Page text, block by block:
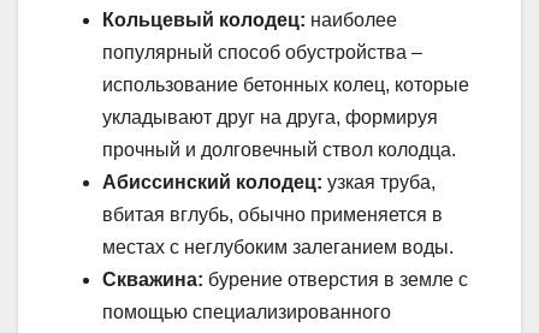
Кольцевый колодец: наиболее
популярный способ обустройства –
использование бетонных колец, которые
укладывают друг на друга, формируя
прочный и долговечный ствол колодца.
Абиссинский колодец: узкая труба,
вбитая вглубь, обычно применяется в
местах с неглубоким залеганием воды.
Скважина: бурение отверстия в земле с
помощью специализированного